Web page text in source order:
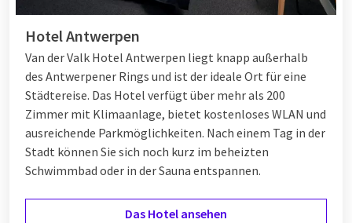
Hotel Antwerpen
Van der Valk Hotel Antwerpen liegt knapp außerhalb
des Antwerpener Rings und ist der ideale Ort für eine
Städtereise. Das Hotel verfügt über mehr als 200
Zimmer mit Klimaanlage, bietet kostenloses WLAN und
ausreichende Parkmöglichkeiten. Nach einem Tag in der
Stadt können Sie sich noch kurz im beheizten
Schwimmbad oder in der Sauna entspannen.
Das Hotel ansehen